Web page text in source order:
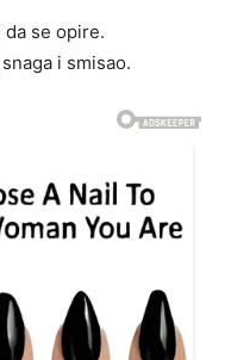
da se opire.
i smisao.